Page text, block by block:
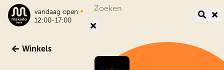
vandaag open •
12:00-17:00
Winkels